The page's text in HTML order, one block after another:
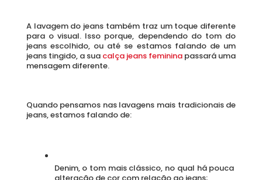
A lavagem do jeans também traz um toque diferente
para o visual. Isso porque, dependendo do tom do
jeans escolhido, ou até se estamos falando de um
jeans tingido, a sua calça jeans feminina passará uma
mensagem diferente.
Quando pensamos nas lavagens mais tradicionais de
jeans, estamos falando de:
Denim, o tom mais clássico, no qual há pouca